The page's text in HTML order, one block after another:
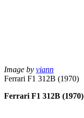
Image by viann
Ferrari F1 312B (1970)
Ferrari F1 312B (1970)